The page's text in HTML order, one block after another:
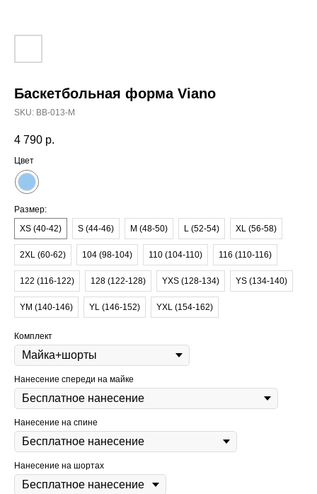
Баскетбольная форма Viano
SKU: BB-013-M
4 790 р.
Цвет
Размер:
XS (40-42)
S (44-46) M (48-50) L (52-54) XL (56-58)
2XL (60-62) 104 (98-104) 110 (104-110) 116 (110-116)
122 (116-122) 128 (122-128) YXS (128-134) YS (134-140)
YM (140-146) YL (146-152) YXL (154-162)
Комплект
Нанесение спереди на майке
Нанесение на спине
Нанесение на шортах